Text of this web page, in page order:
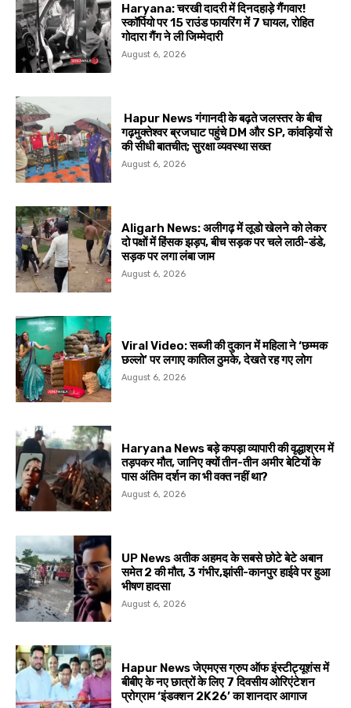
Haryana: चरखी दादरी में दिनदहाड़े गैंगवार!
स्कॉर्पियो पर 15 राउंड फायरिंग में 7 घायल, रोहित
गोदारा गैंग ने ली जिम्मेदारी
August 6, 2026
Hapur News गंगानदी के बढ़ते जलस्तर के बीच
गढ़मुक्तेश्वर ब्रजघाट पहुंचे DM और SP, कांवड़ियों से
की सीधी बातचीत; सुरक्षा व्यवस्था सख्त
August 6, 2026
Aligarh News: अलीगढ़ में लूडो खेलने को लेकर
दो पक्षों में हिंसक झड़प, बीच सड़क पर चले लाठी-डंडे,
सड़क पर लगा लंबा जाम
August 6, 2026
Viral Video: सब्जी की दुकान में महिला ने ‘छम्मक
छल्लो’ पर लगाए कातिल ठुमके, देखते रह गए लोग
August 6, 2026
Haryana News बड़े कपड़ा व्यापारी की वृद्धाश्रम में
तड़पकर मौत, जानिए क्यों तीन-तीन अमीर बेटियों के
पास अंतिम दर्शन का भी वक्त नहीं था?
August 6, 2026
UP News अतीक अहमद के सबसे छोटे बेटे अबान
समेत 2 की मौत, 3 गंभीर,झांसी-कानपुर हाईवे पर हुआ
भीषण हादसा
August 6, 2026
Hapur News जेएमएस ग्रुप ऑफ इंस्टीट्यूशंस में
बीबीए के नए छात्रों के लिए 7 दिवसीय ओरिएंटेशन
प्रोग्राम ‘इंडक्शन 2K26’ का शानदार आगाज